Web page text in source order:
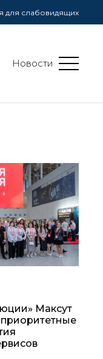
для слабовидящих
Новости
Максут